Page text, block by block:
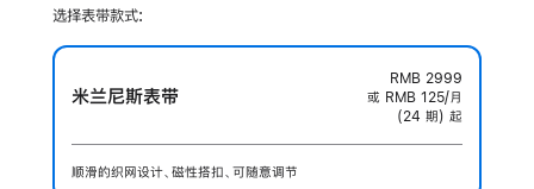
选择表带款式:
米兰尼斯表带
RMB 2999
或 RMB 125/月
(24 期) 起
顺滑的织网设计、磁性搭扣、可随意调节